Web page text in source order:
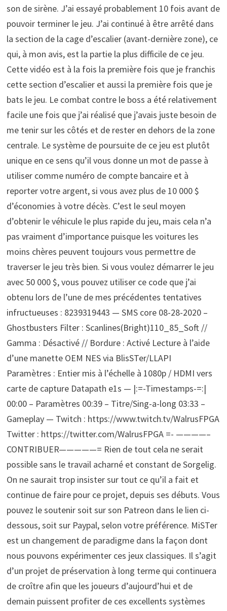
son de sirène. J’ai essayé probablement 10 fois avant de
pouvoir terminer le jeu. J’ai continué à être arrêté dans
la section de la cage d’escalier (avant-dernière zone), ce
qui, à mon avis, est la partie la plus difficile de ce jeu.
Cette vidéo est à la fois la première fois que je franchis
cette section d’escalier et aussi la première fois que je
bats le jeu. Le combat contre le boss a été relativement
facile une fois que j’ai réalisé que j’avais juste besoin de
me tenir sur les côtés et de rester en dehors de la zone
centrale. Le système de poursuite de ce jeu est plutôt
unique en ce sens qu’il vous donne un mot de passe à
utiliser comme numéro de compte bancaire et à
reporter votre argent, si vous avez plus de 10 000 $
d’économies à votre décès. C’est le seul moyen
d’obtenir le véhicule le plus rapide du jeu, mais cela n’a
pas vraiment d’importance puisque les voitures les
moins chères peuvent toujours vous permettre de
traverser le jeu très bien. Si vous voulez démarrer le jeu
avec 50 000 $, vous pouvez utiliser ce code que j’ai
obtenu lors de l’une de mes précédentes tentatives
infructueuses : 8239319443 — SMS core 08-28-2020 –
Ghostbusters Filter : Scanlines(Bright)110_85_Soft //
Gamma : Désactivé // Bordure : Activé Lecture à l’aide
d’une manette OEM NES via BlisSTer/LLAPI
Paramètres : Entier mis à l’échelle à 1080p / HDMI vers
carte de capture Datapath e1s — |:=-Timestamps-=:|
00:00 – Paramètres 00:39 – Titre/Sing-a-long 03:33 –
Gameplay — Twitch : https://www.twitch.tv/WalrusFPGA
Twitter : https://twitter.com/WalrusFPGA =- ————–
CONTRIBUER—————= Rien de tout cela ne serait
possible sans le travail acharné et constant de Sorgelig.
On ne saurait trop insister sur tout ce qu’il a fait et
continue de faire pour ce projet, depuis ses débuts. Vous
pouvez le soutenir soit sur son Patreon dans le lien ci-
dessous, soit sur Paypal, selon votre préférence. MiSTer
est un changement de paradigme dans la façon dont
nous pouvons expérimenter ces jeux classiques. Il s’agit
d’un projet de préservation à long terme qui continuera
de croître afin que les joueurs d’aujourd’hui et de
demain puissent profiter de ces excellents systèmes